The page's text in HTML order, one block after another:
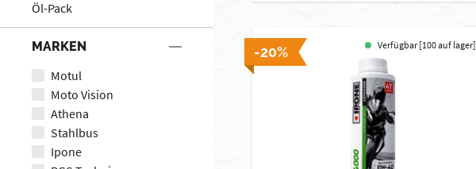
Öl-Pack
MARKEN
Motul
Moto Vision
Athena
Stahlbus
Ipone
-20% Verfügbar [100 auf lager]